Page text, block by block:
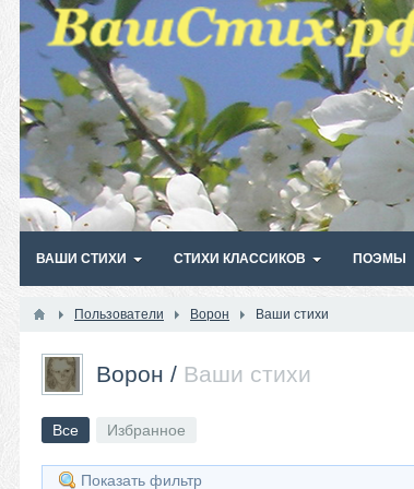
ВАШИ СТИХИ СТИХИ КЛАССИКОВ ПОЭМЫ
Пользователи Ворон Ваши стихи
Ворон / Ваши стихи
Все Избранное
Показать фильтр